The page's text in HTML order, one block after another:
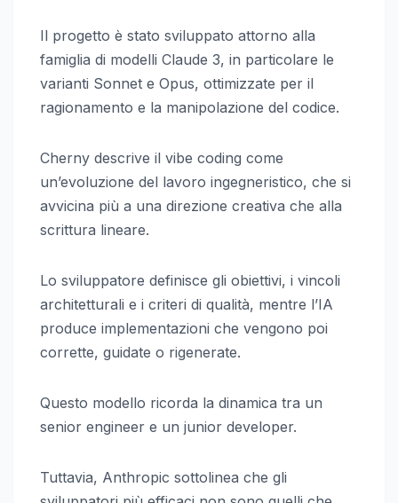
Il progetto è stato sviluppato attorno alla
famiglia di modelli Claude 3, in particolare le
varianti Sonnet e Opus, ottimizzate per il
ragionamento e la manipolazione del codice.
Cherny descrive il vibe coding come
un’evoluzione del lavoro ingegneristico, che si
avvicina più a una direzione creativa che alla
scrittura lineare.
Lo sviluppatore definisce gli obiettivi, i vincoli
architetturali e i criteri di qualità, mentre l’IA
produce implementazioni che vengono poi
corrette, guidate o rigenerate.
Questo modello ricorda la dinamica tra un
senior engineer e un junior developer.
Tuttavia, Anthropic sottolinea che gli